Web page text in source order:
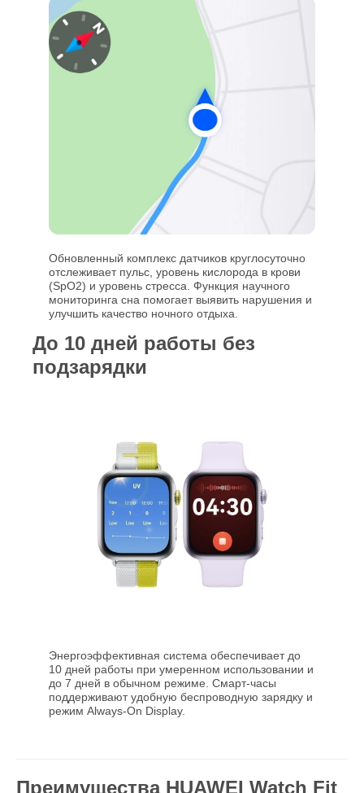
Обновленный комплекс датчиков круглосуточно
отслеживает пульс, уровень кислорода в крови
(SpO2) и уровень стресса. Функция научного
мониторинга сна помогает выявить нарушения и
улучшить качество ночного отдыха.
До 10 дней работы без
подзарядки
Энергоэффективная система обеспечивает до
10 дней работы при умеренном использовании и
до 7 дней в обычном режиме. Смарт-часы
поддерживают удобную беспроводную зарядку и
режим Always-On Display.
Преимущества HUAWEI Watch Fit